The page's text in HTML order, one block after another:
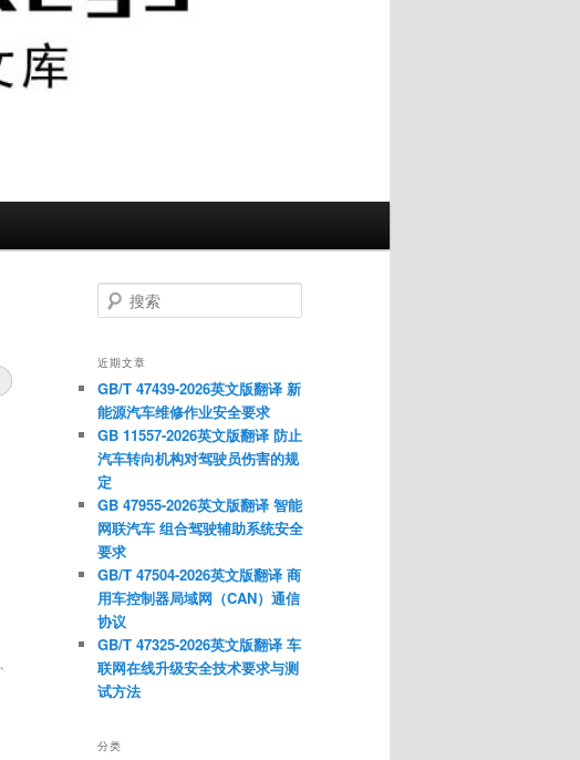
搜
索
近期文章
GB/T 47439-2026英文版翻译 新
能源汽车维修作业安全要求
GB 11557-2026英文版翻译 防止
汽车转向机构对驾驶员伤害的规
定
GB 47955-2026英文版翻译 智能
网联汽车 组合驾驶辅助系统安全
要求
GB/T 47504-2026英文版翻译 商
用车控制器局域网（CAN）通信
协议
GB/T 47325-2026英文版翻译 车
联网在线升级安全技术要求与测
试方法
分类